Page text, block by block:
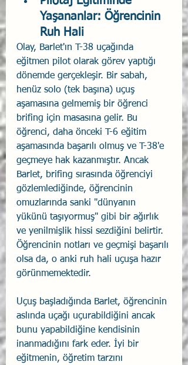
Yaşananlar: Öğrencinin
Ruh Hali
Olay, Barlet'ın T-38 uçağında
eğitmen pilot olarak görev yaptığı
dönemde gerçekleşir. Bir sabah,
henüz solo (tek başına) uçuş
aşamasına gelmemiş bir öğrenci
brifing için masasına gelir. Bu
öğrenci, daha önceki T-6 eğitim
aşamasında başarılı olmuş ve T-38'e
geçmeye hak kazanmıştır. Ancak
Barlet, brifing sırasında öğrenciyi
gözlemlediğinde, öğrencinin
omuzlarında sanki "dünyanın
yükünü taşıyormuş" gibi bir ağırlık
ve yenilmişlik hissi sezdiğini belirtir.
Öğrencinin notları ve geçmişi başarılı
olsa da, o anki ruh hali uçuşa hazır
görünmemektedir.
Uçuş başladığında Barlet, öğrencinin
aslında uçağı uçurabildiğini ancak
bunu yapabildiğine kendisinin
inanmadığını fark eder. İyi bir
eğitmenin, öğretim tarzını